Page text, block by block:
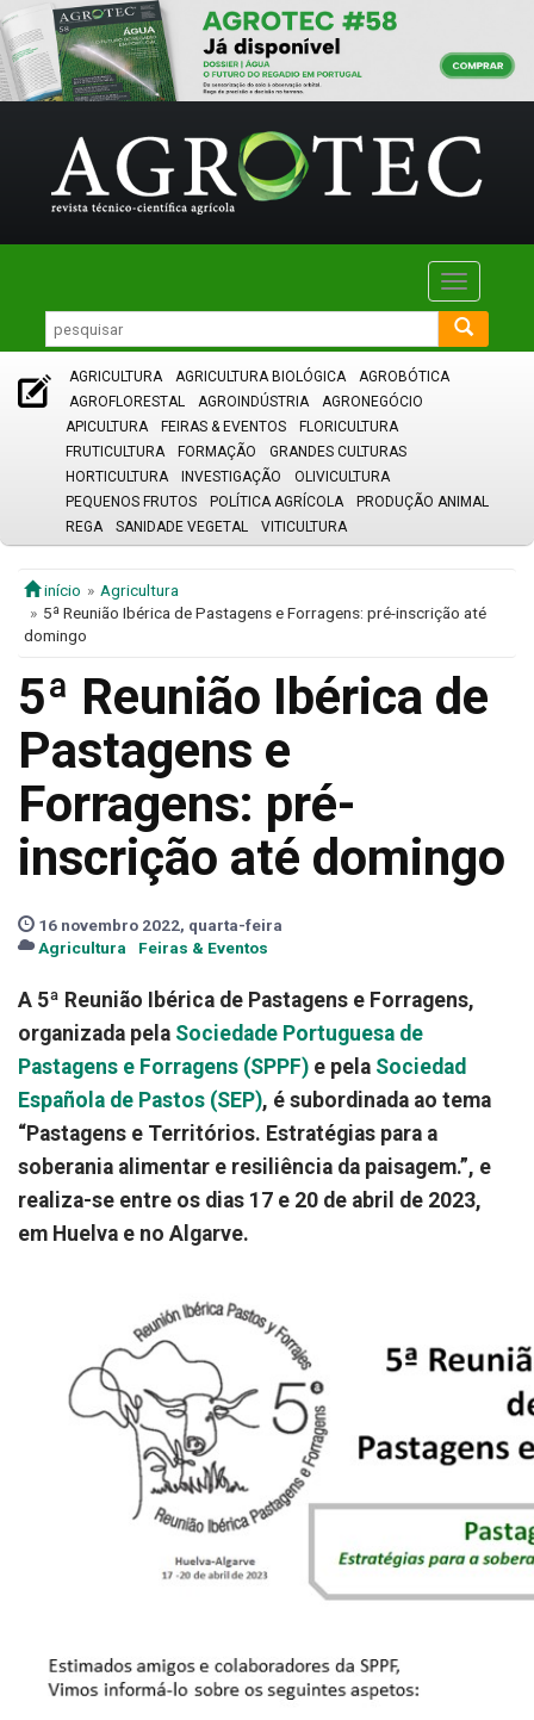
Toggle
AGRICULTURA AGRICULTURA BIOLÓGICA
AGROBÓTICA
AGROFLORESTAL
AGROINDÚSTRIA
AGRONEGÓCIO
APICULTURA
FEIRAS & EVENTOS
FLORICULTURA
FRUTICULTURA
FORMAÇÃO
GRANDES CULTURAS
HORTICULTURA
INVESTIGAÇÃO
OLIVICULTURA
PEQUENOS FRUTOS
POLÍTICA AGRÍCOLA
PRODUÇÃO ANIMAL
REGA
SANIDADE VEGETAL VITICULTURA
início
Agricultura
5ª Reunião Ibérica de Pastagens e Forragens: pré-inscrição até
domingo
5ª Reunião Ibérica de
Pastagens e
Forragens: pré-
inscrição até domingo
16 novembro 2022, quarta-feira
Agricultura
Feiras & Eventos
A 5ª Reunião Ibérica de Pastagens e Forragens,
organizada pela Sociedade Portuguesa de
Pastagens e Forragens (SPPF) e pela Sociedad
Española de Pastos (SEP), é subordinada ao tema
“Pastagens e Territórios. Estratégias para a
soberania alimentar e resiliência da paisagem.”, e
realiza-se entre os dias 17 e 20 de abril de 2023,
em Huelva e no Algarve.